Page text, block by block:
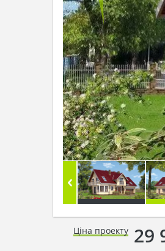
Ціна проекту 29